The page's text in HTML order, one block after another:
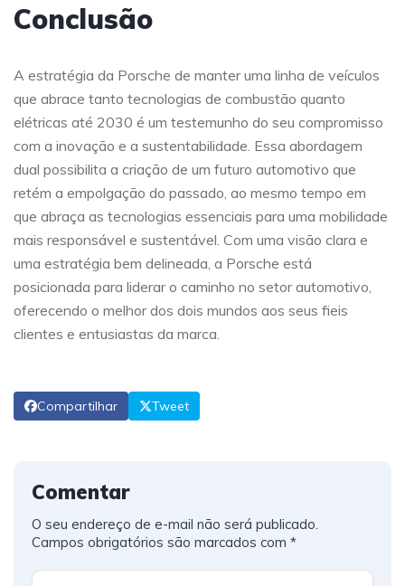
Conclusão
A estratégia da Porsche de manter uma linha de veículos
que abrace tanto tecnologias de combustão quanto
elétricas até 2030 é um testemunho do seu compromisso
com a inovação e a sustentabilidade. Essa abordagem
dual possibilita a criação de um futuro automotivo que
retém a empolgação do passado, ao mesmo tempo em
que abraça as tecnologias essenciais para uma mobilidade
mais responsável e sustentável. Com uma visão clara e
uma estratégia bem delineada, a Porsche está
posicionada para liderar o caminho no setor automotivo,
oferecendo o melhor dos dois mundos aos seus fieis
clientes e entusiastas da marca.
Compartilhar Tweet
Comentar
O seu endereço de e-mail não será publicado.
Campos obrigatórios são marcados com *